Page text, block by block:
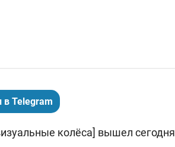
в Telegram
колёса] вышел сегодня